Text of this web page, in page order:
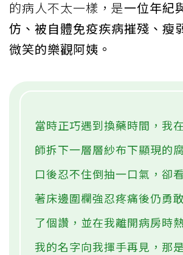
的病人不太一樣，是一位年紀
仿、被自體免疫疾病摧殘、瘦
微笑的樂觀阿姨。
當時正巧遇到換藥時間，我
師拆下一層層紗布下顯現的
口後忍不住倒抽一口氣，卻
著床邊圍欄強忍疼痛後仍勇
了個讚，並在我離開病房時
我的名字向我揮手再見，那